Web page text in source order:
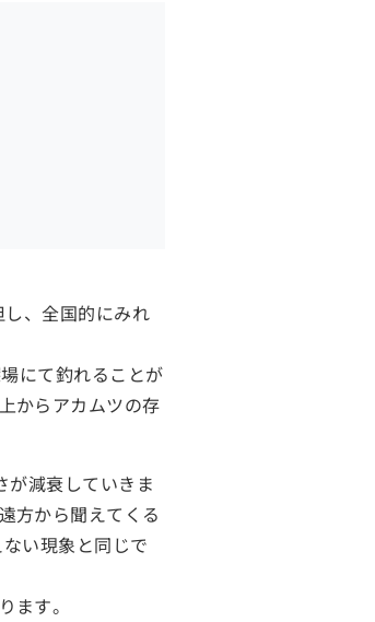
、全国的にみれ
にて釣れることが
からアカムツの存
が減衰していきま
方から聞えてくる
い現象と同じで
ます。